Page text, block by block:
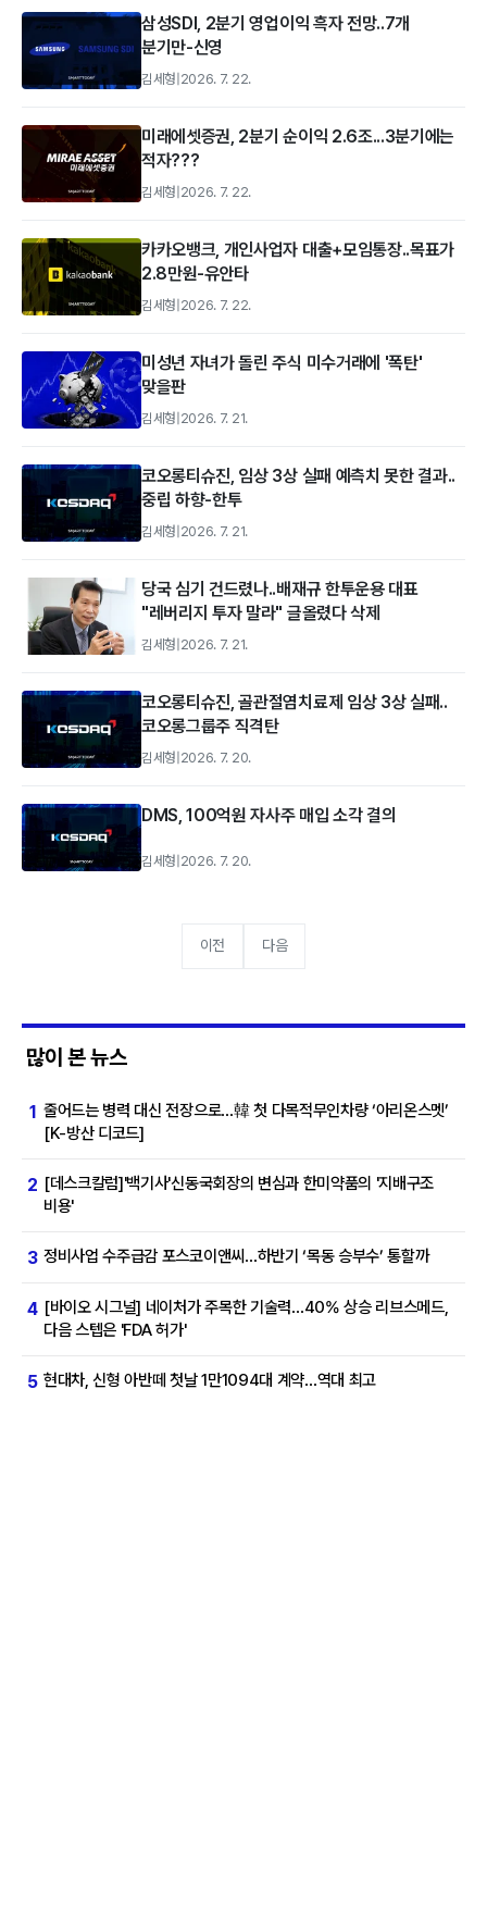
삼성SDI, 2분기 영업이익 흑자 전망..7개
분기만-신영
김세형|2026. 7. 22.
미래에셋증권, 2분기 순이익 2.6조...3분기에는
적자???
김세형|2026. 7. 22.
카카오뱅크, 개인사업자 대출+모임통장..목표가
2.8만원-유안타
김세형|2026. 7. 22.
미성년 자녀가 돌린 주식 미수거래에 '폭탄'
맞을판
김세형|2026. 7. 21.
코오롱티슈진, 임상 3상 실패 예측치 못한 결과..
중립 하향-한투
김세형|2026. 7. 21.
당국 심기 건드렸나..배재규 한투운용 대표
"레버리지 투자 말라" 글올렸다 삭제
김세형|2026. 7. 21.
코오롱티슈진, 골관절염치료제 임상 3상 실패..
코오롱그룹주 직격탄
김세형|2026. 7. 20.
DMS, 100억원 자사주 매입 소각 결의
김세형 2026. 7. 20.
이전 다음
많이 본 뉴스
1 줄어드는 병력 대신 전장으로…韓 첫 다목적무인차량 ‘아리온스멧’
[K-방산 디코드]
2 [데스크칼럼]'백기사'신동국회장의 변심과 한미약품의 '지배구조
비용'
3 정비사업 수주급감 포스코이앤씨…하반기 ‘목동 승부수’ 통할까
4 [바이오 시그널] 네이처가 주목한 기술력…40% 상승 리브스메드,
다음 스텝은 'FDA 허가'
5 현대차, 신형 아반떼 첫날 1만1094대 계약…역대 최고